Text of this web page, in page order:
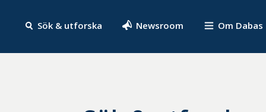
Sök & utforska Newsroom Om Dabas